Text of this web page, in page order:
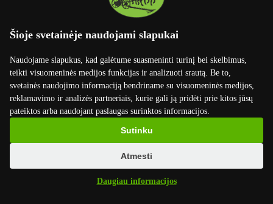
Šioje svetainėje naudojami slapukai
Naudojame slapukus, kad galėtume suasmeninti turinį bei skelbimus,
teikti visuomeninės medijos funkcijas ir analizuoti srautą. Be to,
svetainės naudojimo informaciją bendriname su visuomeninės medijos,
reklamavimo ir analizės partneriais, kurie gali ją pridėti prie kitos jūsų
pateiktos arba naudojant paslaugas surinktos informacijos.
Daugiau informacijos
Sutinku
Atmesti
×